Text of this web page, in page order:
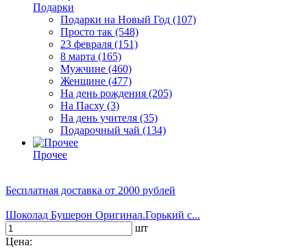
Подарки
Подарки на Новый Год (107)
Просто так (548)
23 февраля (151)
8 марта (165)
Мужчине (460)
Женщине (477)
На день рождения (205)
На Пасху (3)
На день учителя (35)
Подарочный чай (134)
Прочее
Бесплатная доставка от 2000 рублей
Шоколад Бушерон Оригинал.Горький с...
шт
Цена: